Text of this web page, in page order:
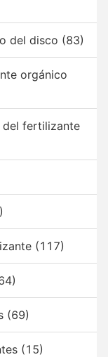
del disco (83)
orgánico
del fertilizante
(117)
(69)
(15)